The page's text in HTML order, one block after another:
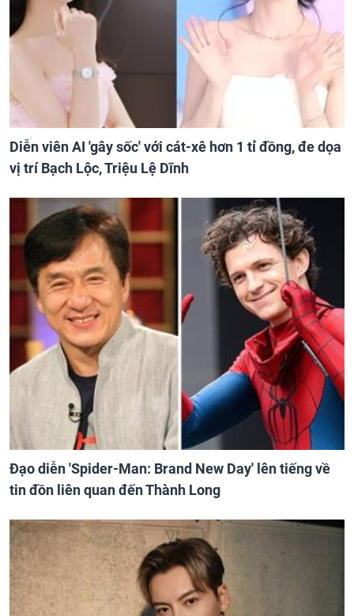
Diễn viên AI 'gây sốc' với cát-xê hơn 1 tỉ đồng, đe dọa
vị trí Bạch Lộc, Triệu Lệ Dĩnh
Đạo diễn 'Spider-Man: Brand New Day' lên tiếng về
tin đồn liên quan đến Thành Long